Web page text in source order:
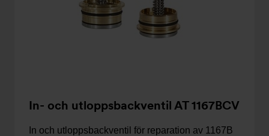
In- och utloppsbackventil AT 1167BCV
In och utloppsbackventil för reparation av 1167B